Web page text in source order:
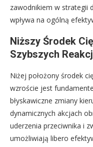
zawodnikiem w strategii
wpływa na ogólną
Niższy Środek
Szybszych
Niżej położony środek
wzroście jest
błyskawiczne zmiany
dynamicznych akcjach
uderzenia przeciwnika i
umożliwiają libero